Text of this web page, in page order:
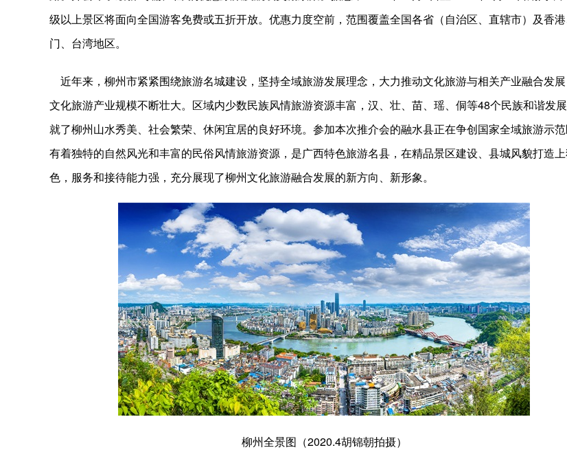
级以上景区将面向全国游客免费或五折开放。优惠力度空前，范围覆盖全国各省（自治区、直辖市）及香
门、台湾地区。
近年来，柳州市紧紧围绕旅游名城建设，坚持全域旅游发展理念，大力推动文化旅游与相关产业融合发
文化旅游产业规模不断壮大。区域内少数民族风情旅游资源丰富，汉、壮、苗、瑶、侗等48个民族和谐发
就了柳州山水秀美、社会繁荣、休闲宜居的良好环境。参加本次推介会的融水县正在争创国家全域旅游示
有着独特的自然风光和丰富的民俗风情旅游资源，是广西特色旅游名县，在精品景区建设、县城风貌打造
色，服务和接待能力强，充分展现了柳州文化旅游融合发展的新方向、新形象。
柳州全景图（2020.4胡锦朝拍摄）